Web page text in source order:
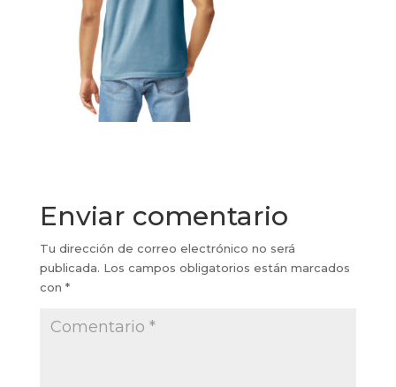
Enviar comentario
Tu dirección de correo electrónico no será
publicada. Los campos obligatorios están marcados
con *